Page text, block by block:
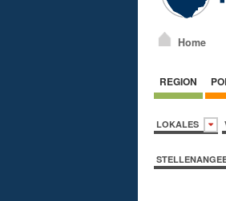
Home
REGION
LOKALES